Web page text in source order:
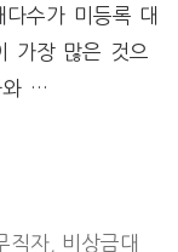
수가 미등록 대
가장 많은 것으
와 …
직자
비상금대